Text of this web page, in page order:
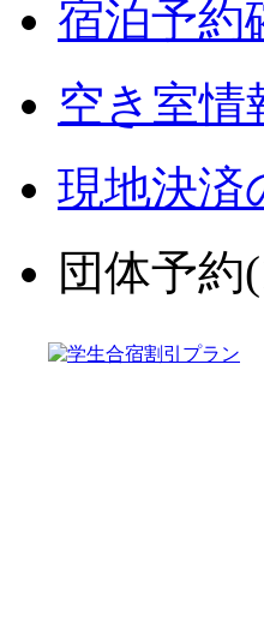
宿泊予約
空き室
現地決済
団体予約